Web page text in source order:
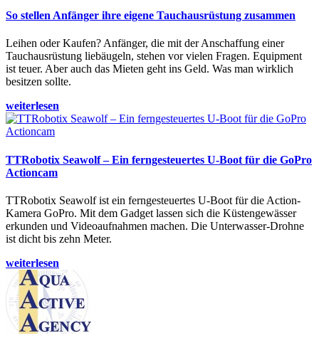
So stellen Anfänger ihre eigene Tauchausrüstung zusammen
Leihen oder Kaufen? Anfänger, die mit der Anschaffung einer
Tauchausrüstung liebäugeln, stehen vor vielen Fragen. Equipment
ist teuer. Aber auch das Mieten geht ins Geld. Was man wirklich
besitzen sollte.
weiterlesen
TTRobotix Seawolf – Ein ferngesteuertes U-Boot für die GoPro
Actioncam
TTRobotix Seawolf ist ein ferngesteuertes U-Boot für die Action-
Kamera GoPro. Mit dem Gadget lassen sich die Küstengewässer
erkunden und Videoaufnahmen machen. Die Unterwasser-Drohne
ist dicht bis zehn Meter.
weiterlesen